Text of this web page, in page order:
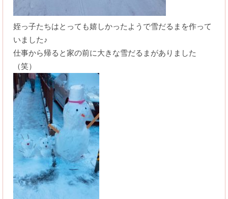
姪っ子たちはとっても嬉しかったようで雪だるまを作って
いました♪
仕事から帰ると家の前に大きな雪だるまがありました
（笑）